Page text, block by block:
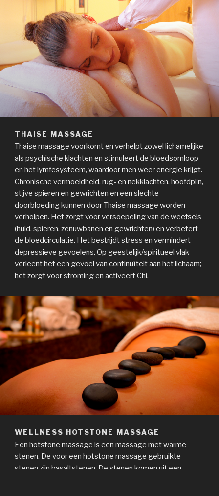
THAISE MASSAGE
Thaise massage voorkomt en verhelpt zowel lichamelijke
als psychische klachten en stimuleert de bloedsomloop
en het lymfesysteem, waardoor men weer energie krijgt.
Chronische vermoeidheid, rug- en nekklachten, hoofdpijn,
stijve spieren en gewrichten en een slechte
doorbloeding kunnen door Thaise massage worden
verholpen. Het zorgt voor versoepeling van de weefsels
(huid, spieren, zenuwbanen en gewrichten) en verbetert
de bloedcirculatie. Het bestrijdt stress en vermindert
depressieve gevoelens. Op geestelijk/spiritueel vlak
verleent het een gevoel van continuïteit aan het lichaam;
het zorgt voor stroming en activeert Chi.
WELLNESS HOTSTONE MASSAGE
Een hotstone massage is een massage met warme
stenen. De voor een hotstone massage gebruikte
stenen zijn basaltstenen. De stenen komen uit een